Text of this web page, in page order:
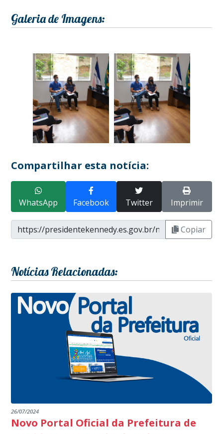
Galeria de Imagens:
Compartilhar esta notícia:
WhatsApp Facebook Twitter Imprimir
Copiar
Notícias Relacionadas:
26/07/2024
Novo Portal Oficial da Prefeitura de